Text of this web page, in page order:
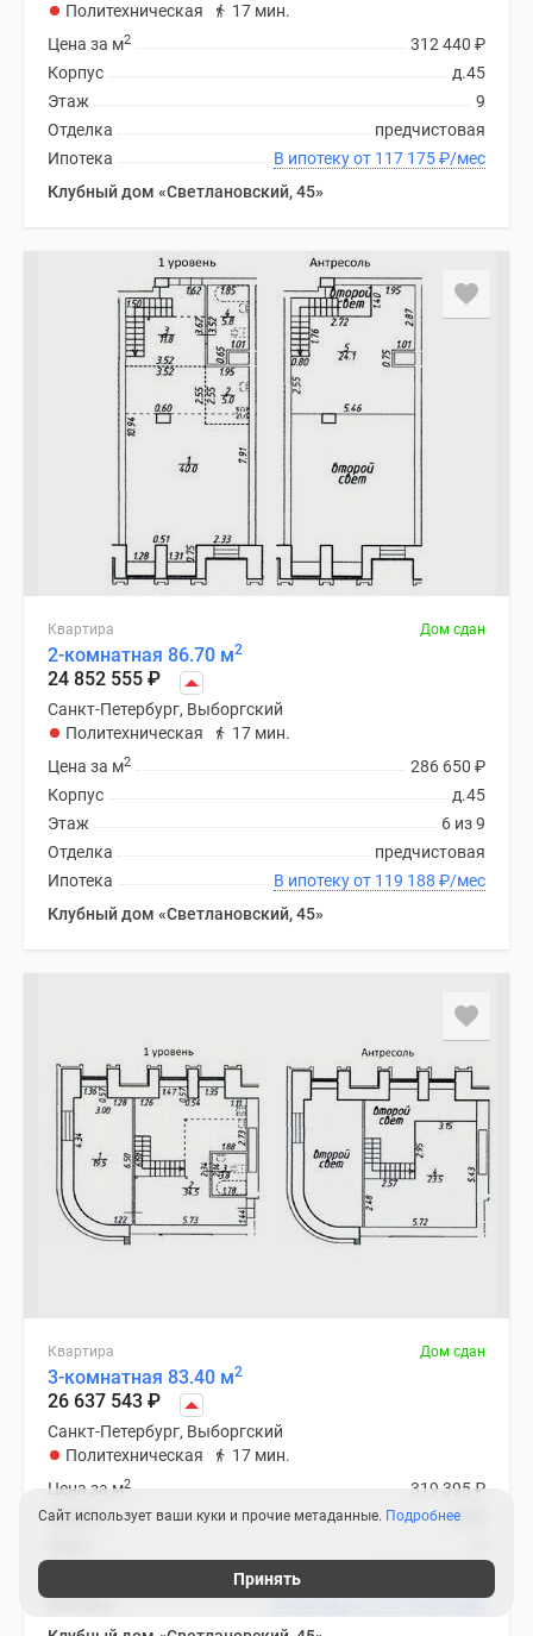
Политехническая
17 мин.
312 440 ₽
Цена за м2
д.45
Корпус
9
Этаж
предчистовая
Отделка
В ипотеку от 117 175₽/мес
Ипотека
Клубный дом «Светлановский, 45»
Квартира Дом сдан
2-комнатная 86.70 м2
24 852 555 ₽
Санкт-Петербург, Выборгский
Политехническая
17 мин.
286 650 ₽
Цена за м2
д.45
Корпус
6 из 9
Этаж
предчистовая
Отделка
В ипотеку от 119 188 ₽/мес
Ипотека
Клубный дом «Светлановский, 45»
Квартира Дом сдан
3-комнатная 83.40 м2
26 637 543 ₽
Санкт-Петербург, Выборгский
Политехническая
17 мин.
319 395₽
Цена за м2
д.45
Корпус
В ипотеку от 127 748₽/мес
Ипотека
Сайт использует ваши куки и прочие метаданные. Подробнее
Принять